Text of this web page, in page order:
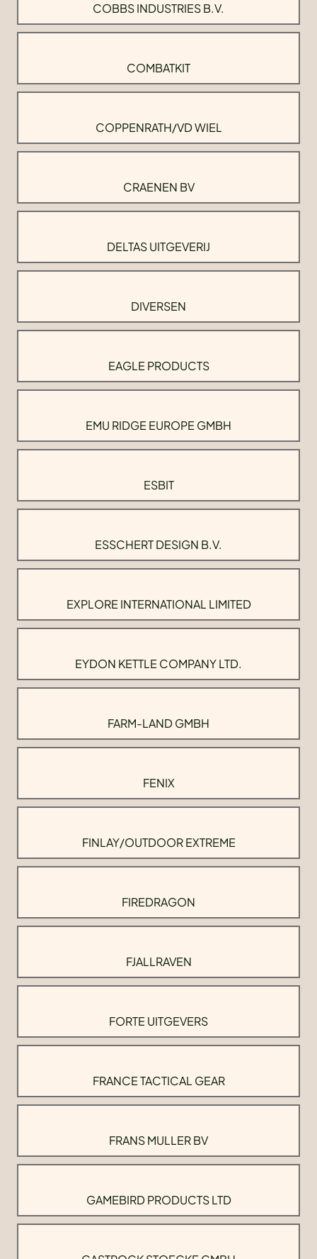
COBBS INDUSTRIES B.V.
COMBATKIT
COPPENRATH/VD WIEL
CRAENEN BV
DELTAS UITGEVERIJ
DIVERSEN
EAGLE PRODUCTS
EMU RIDGE EUROPE GMBH
ESBIT
ESSCHERT DESIGN B.V.
EXPLORE INTERNATIONAL LIMITED
EYDON KETTLE COMPANY LTD.
FARM-LAND GMBH
FENIX
FINLAY/OUTDOOR EXTREME
FIREDRAGON
FJALLRAVEN
FORTE UITGEVERS
FRANCE TACTICAL GEAR
FRANS MULLER BV
GAMEBIRD PRODUCTS LTD